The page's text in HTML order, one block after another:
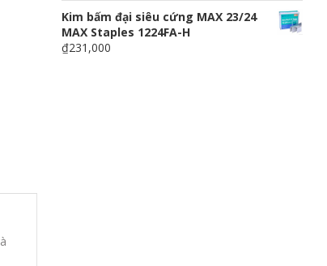
Kim bấm đại siêu cứng MAX 23/24
MAX Staples 1224FA-H
₫231,000